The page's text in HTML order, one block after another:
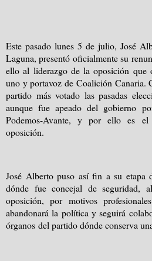
Este pasado lunes 5 de julio, José
Laguna, presentó oficialmente su
ello al liderazgo de la oposición que
uno y portavoz de Coalición Canaria.
partido más votado las pasadas
aunque fue apeado del gobierno
Podemos-Avante, y por ello es
oposición.
José Alberto puso así fin a su etapa
dónde fue concejal de seguridad,
oposición, por motivos
abandonará la política y seguirá
órganos del partido dónde conserva